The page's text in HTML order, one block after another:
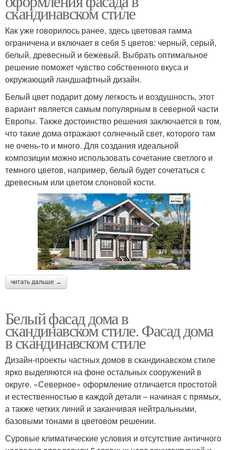
скандинавском стиле
Как уже говорилось ранее, здесь цветовая гамма
ограничена и включает в себя 5 цветов: черный, серый,
белый, древесный и бежевый. Выбрать оптимальное
решение поможет чувство собственного вкуса и
окружающий ландшафтный дизайн.
Белый цвет подарит дому легкость и воздушность, этот
вариант является самым популярным в северной части
Европы. Также достоинство решения заключается в том,
что такие дома отражают солнечный свет, которого там
не очень-то и много. Для создания идеальной
композиции можно использовать сочетание светлого и
темного цветов, например, белый будет сочетаться с
древесным или цветом слоновой кости.
читать дальше →
Белый фасад дома в
скандинавском стиле. Фасад дома
в скандинавском стиле
Дизайн-проекты частных домов в скандинавском стиле
ярко выделяются на фоне остальных сооружений в
округе. «Северное» оформление отличается простотой
и естественностью в каждой детали – начиная с прямых,
а также четких линий и заканчивая нейтральными,
базовыми тонами в цветовом решении.
Суровые климатические условия и отсутствие античного